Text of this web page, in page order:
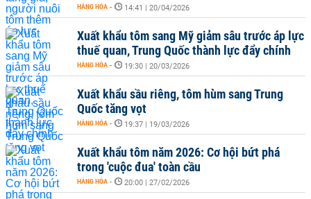
HÀNG HÓA - 14:41 | 20/04/2026
Xuất khẩu tôm sang Mỹ giảm sâu trước áp lực
thuế quan, Trung Quốc thành lực đẩy chính
HÀNG HÓA - 19:30 | 20/03/2026
Xuất khẩu sầu riêng, tôm hùm sang Trung
Quốc tăng vọt
HÀNG HÓA - 19:37 | 19/03/2026
Xuất khẩu tôm năm 2026: Cơ hội bứt phá
trong 'cuộc đua' toàn cầu
HÀNG HÓA - 20:00 | 27/02/2026